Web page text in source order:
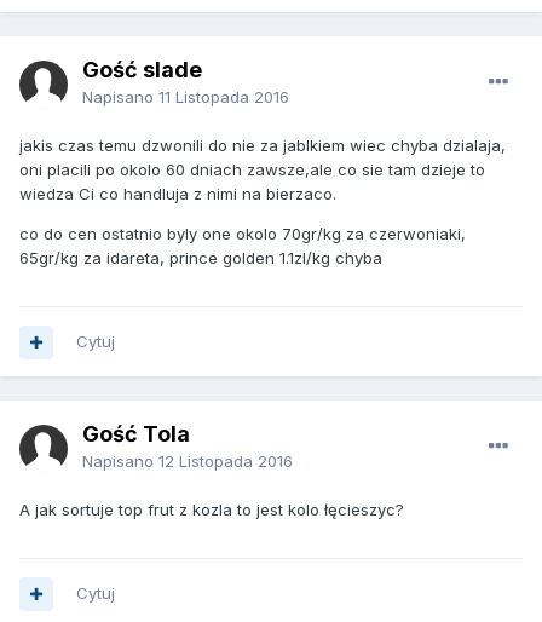
Gość slade
Napisano 11 Listopada 2016
jakis czas temu dzwonili do nie za jablkiem wiec chyba dzialaja,
oni placili po okolo 60 dniach zawsze,ale co sie tam dzieje to
wiedza Ci co handluja z nimi na bierzaco.
co do cen ostatnio byly one okolo 70gr/kg za czerwoniaki,
65gr/kg za idareta, prince golden 1.1zl/kg chyba
Cytuj
Gość Tola
Napisano 12 Listopada 2016
A jak sortuje top frut z kozla to jest kolo łęcieszyc?
Cytuj